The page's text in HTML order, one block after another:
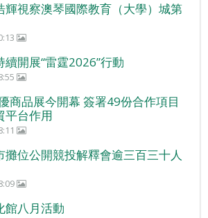
輝視察澳琴國際教育（大學）城第
開展“雷霆2026”行動
商品展今開幕 簽署49份合作項目
平台作用
攤位公開競投解釋會逾三百三十人
館八月活動